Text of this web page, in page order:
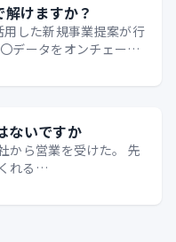
けますか？
した新規事業提案が行
データをオンチェーン
タと絡めることで高…
ないですか
から営業を受けた。 先
れる
〇〇 NFTサービス